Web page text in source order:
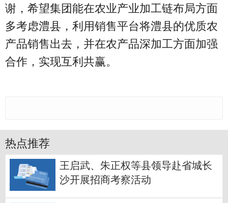
谢，希望集团能在农业产业加工链布局方面
多考虑澧县，利用销售平台将澧县的优质农
产品销售出去，并在农产品深加工方面加强
合作，实现互利共赢。
热点推荐
王启武、朱正权等县领导赴省城长
沙开展招商考察活动